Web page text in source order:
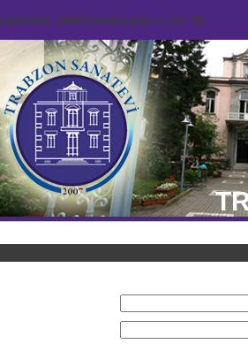
public_html/counter.php on line 92